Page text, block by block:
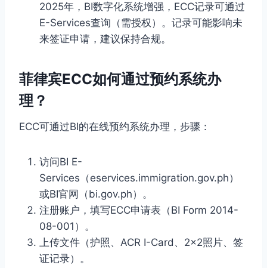
2025年，BI数字化系统增强，ECC记录可通过
E-Services查询（需授权）。记录可能影响未
来签证申请，建议保持合规。
菲律宾ECC如何通过预约系统办
理？
ECC可通过BI的在线预约系统办理，步骤：
访问BI E-
Services（eservices.immigration.gov.ph）
或BI官网（bi.gov.ph）。
注册账户，填写ECC申请表（BI Form 2014-
08-001）。
上传文件（护照、ACR I-Card、2×2照片、签
证记录）。